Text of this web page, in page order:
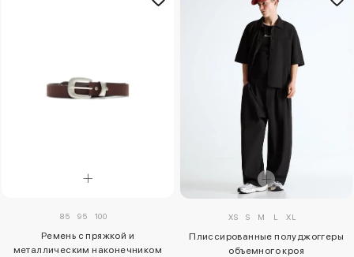
85 95 100
Ремень с пряжкой и
металлическим наконечником
XS S M L XL
Плиссированные полуджоггеры
объемного кроя